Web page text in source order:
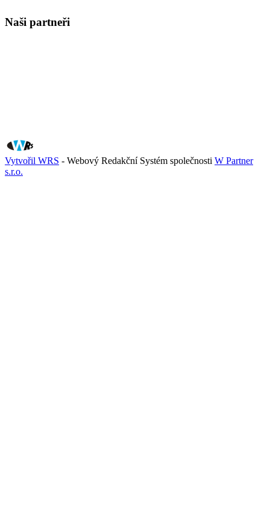
Naši partneři
Vytvořil WRS - Webový Redakční Systém společnosti W Partner
s.r.o.